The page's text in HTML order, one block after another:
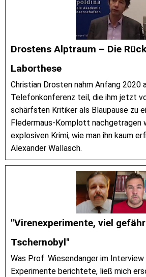
Drostens Alptraum – Die
Laborthese
Christian Drosten nahm Anfang 2020
Telefonkonferenz teil, die ihm jetzt
schärfsten Kritiker als Blaupause zu
Fledermaus-Komplott nachgetragen
explosiven Krimi, wie man ihn kaum
Alexander Wallasch.
"Virenexperimente, viel
Tschernobyl"
Was Prof. Wiesendanger im
Experimente berichtete, ließ mich